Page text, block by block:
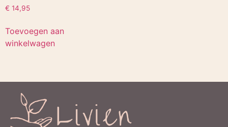
€ 14,95
Toevoegen aan
winkelwagen